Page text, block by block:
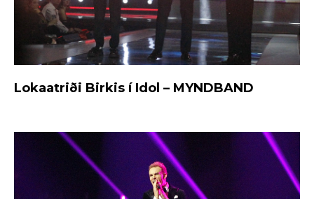
Lokaatriði Birkis í Idol – MYNDBAND